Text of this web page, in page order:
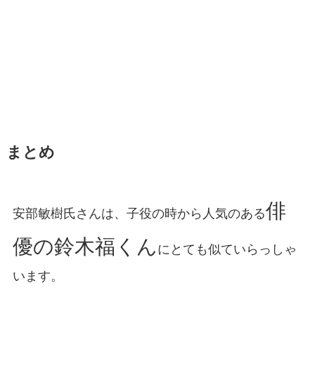
まとめ
安部敏樹氏さんは、子役の時から人気のある俳
優の鈴木福くん にとても似ていらっしゃ
います。